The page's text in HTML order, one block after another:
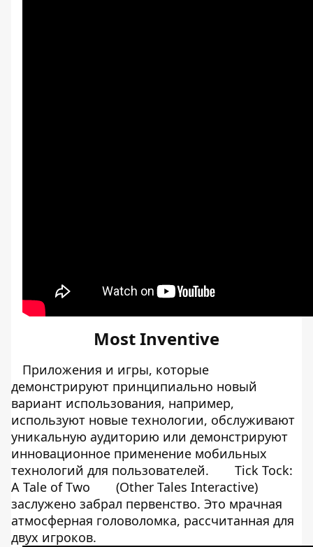
Most Inventive
Приложения и игры, которые
демонстрируют принципиально новый
вариант использования, например,
используют новые технологии, обслуживают
уникальную аудиторию или демонстрируют
инновационное применение мобильных
технологий для пользователей.
Tick Tock:
A Tale of Two
(Other Tales Interactive)
заслужено забрал первенство. Это мрачная
атмосферная головоломка, рассчитанная для
двух игроков.